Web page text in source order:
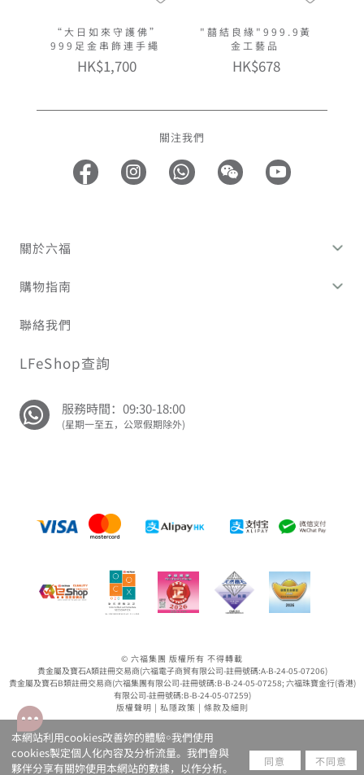
“大日如來守護佛”
999足金串飾連手繩
HK$1,700
"囍結良緣"999.9黃
金工藝品
HK$678
關注我們
關於六福
購物指南
聯絡我們
LFeShop查詢
服務時間：09:30-18:00
(星期一至五，公眾假期除外)
© 六福集團 版權所有 不得轉載
貴金屬及寶石A類註冊交易商(六福電子商貿有限公司-註冊號碼:A-B-24-05-07206)
貴金屬及寶石B類註冊交易商(六福集團有限公司-註冊號碼:B-B-24-05-07258; 六福珠寶金行(香港)
有限公司-註冊號碼:B-B-24-05-07259)
版權聲明 | 私隱政策 | 條款及細則
本網站利用cookies改善妳的體驗￮我們使用
cookies製定個人化內容及分析流量。我們會與
夥伴分享有關妳使用本網站的數據，以作分析。
同意 不同意